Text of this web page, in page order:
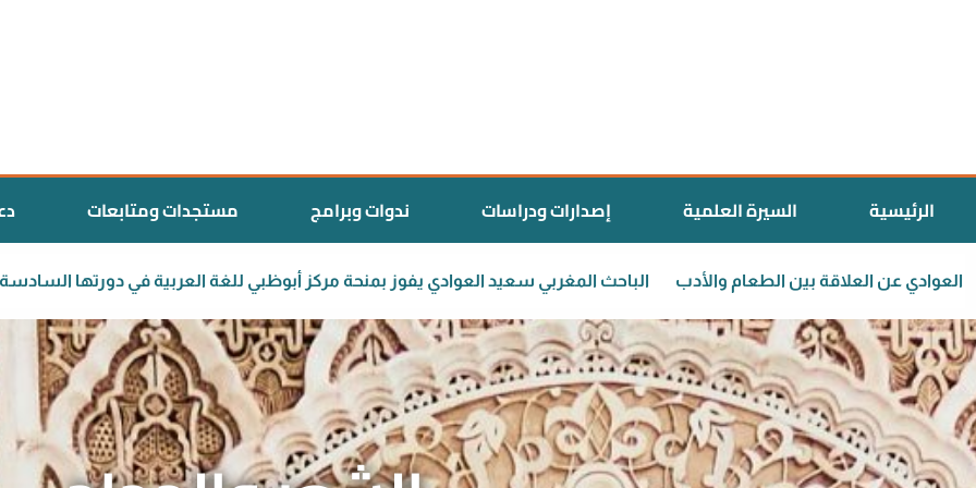
مستجدات ومتابعات ندوات وبرامج إصدارات ودراسات السيرة العلمية الرئيسية
الباحث المغربي سعيد العوادي يفوز بمنحة مركز أبوظبي للغة العربية الدكتور سعيد العوادي عن العلاقة بين الطعام والأدب